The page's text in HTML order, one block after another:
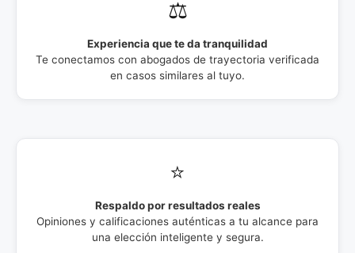
⚖️
Experiencia que te da tranquilidad
Te conectamos con abogados de trayectoria verificada
en casos similares al tuyo.
⭐
Respaldo por resultados reales
Opiniones y calificaciones auténticas a tu alcance para
una elección inteligente y segura.